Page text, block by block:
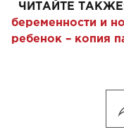
ЧИТАЙТЕ
беременности и
ребенок – копия